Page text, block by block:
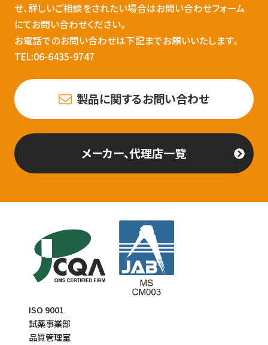
せ、詳しいご相談をされたい場合はお問い合わせフォーム
にてお問い合わせください。
お電話でのお問い合わせは下記までお願いいたします。
TEL:06-6435-9747
製品に関するお問い合わせ
メーカー、代理店一覧
ISO 9001
試薬事業部
品質管理室